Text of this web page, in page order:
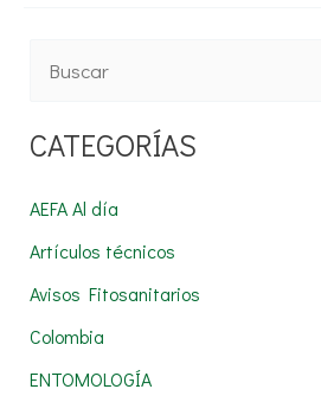
s
r
p
o
r
CATEGORÍAS
AEFA Al día
Artículos técnicos
Avisos Fitosanitarios
Colombia
ENTOMOLOGÍA